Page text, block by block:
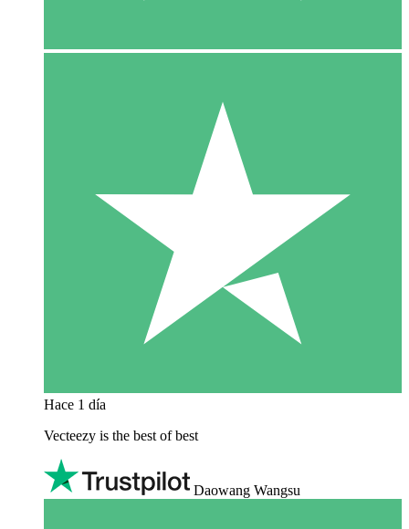
Hace 1 día
Vecteezy is the best of best
Daowang Wangsu